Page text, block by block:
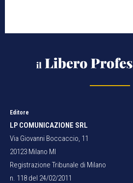
Editore
LP COMUNICAZIONE SRL
Via Giovanni Boccaccio, 11
20123 Milano MI
Registrazione Tribunale di Milano
n. 118 del 24/02/2011